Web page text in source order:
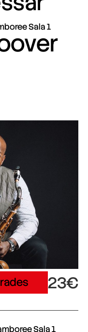
Sala 1
23€
Sala 1